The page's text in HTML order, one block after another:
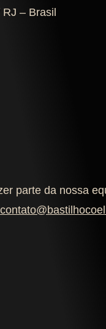
– Brasil
parte da nossa